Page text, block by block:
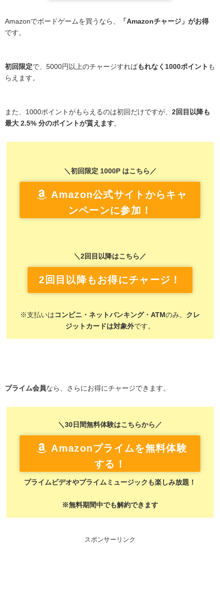
Amazonでボードゲームを買うなら、
「Amazonチャージ」がお得
です。
初回限定で、5000円以上のチャージすればもれなく1000ポイント も
らえます。
また、1000ポイントがもらえるのは初回だけですが、 2回目以降も
最大 2.5% 分のポイントが貰えます。
＼初回限定 1000P はこちら／
Amazon公式サイトからキャ
ンペーンに参加！
＼2回目以降はこちら／
2回目以降もお得にチャージ！
※支払いは コンビニ・ネットバンキング・ATMのみ。 クレ
ジットカードは対象外です。
プライム会員なら、さらにお得にチャージできます。
＼30日間無料体験はこちらから／
Amazonプライムを無料体験
する！
プライムビデオやプライムミュージックも楽しみ放題！
※無料期間中でも解約できます
スポンサーリンク